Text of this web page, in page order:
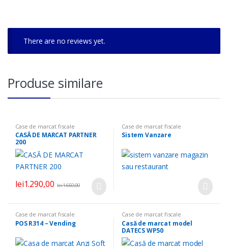
There are no reviews yet.
Produse similare
Case de marcat fiscale
CASĂ DE MARCAT PARTNER
200
lei1.290,00 lei1.650,00
Case de marcat fiscale
Sistem Vanzare
Case de marcat fiscale
POS R314 – Vending
Case de marcat fiscale
Casă de marcat model
DATECS WP50